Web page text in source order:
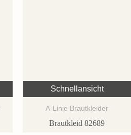
Schnellansicht
A-Linie Brautkleider
Brautkleid 82689